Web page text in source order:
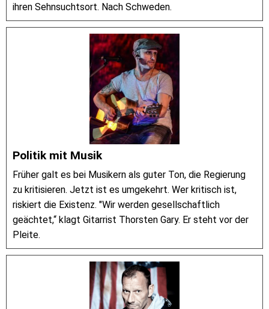
ihren Sehnsuchtsort. Nach Schweden.
Politik mit Musik
Früher galt es bei Musikern als guter Ton, die Regierung
zu kritisieren. Jetzt ist es umgekehrt. Wer kritisch ist,
riskiert die Existenz. "Wir werden gesellschaftlich
geächtet,“ klagt Gitarrist Thorsten Gary. Er steht vor der
Pleite.